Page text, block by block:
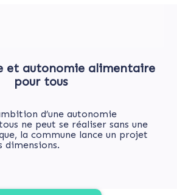
et autonomie alimentaire
pour tous
d’une autonomie
ne peut se réaliser sans une
la commune lance un projet